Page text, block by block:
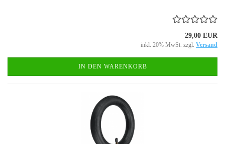
29,00 EUR
inkl. 20% MwSt. zzgl. Versand
IN DEN WARENKORB